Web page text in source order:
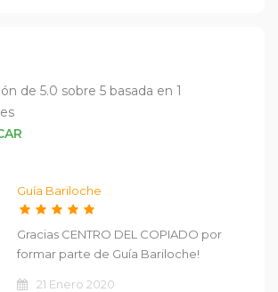
de 5.0 sobre 5 basada en 1
Guía Bariloche
Gracias CENTRO DEL COPIADO por
formar parte de Guía Bariloche!
21 Enero 2020